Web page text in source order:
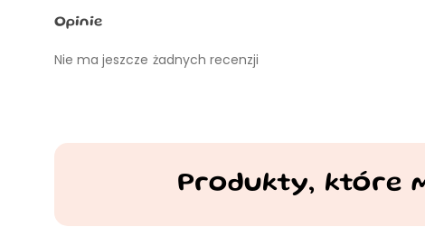
Opinie
Nie ma jeszcze żadnych recenzji
Produkty, które